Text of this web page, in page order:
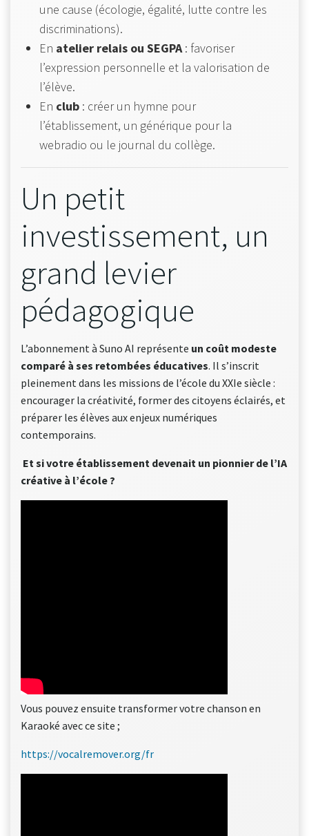
une cause (écologie, égalité, lutte contre les
discriminations).
En atelier relais ou SEGPA: favoriser
l’expression personnelle et la valorisation de
l’élève.
En club : créer un hymne pour
l’établissement, un générique pour la
webradio ou le journal du collège.
Un petit
investissement, un
grand levier
pédagogique
L’abonnement à Suno AI représente un coût modeste
comparé à ses retombées éducatives. Il s’inscrit
pleinement dans les missions de l’école du XXIe siècle :
encourager la créativité, former des citoyens éclairés, et
préparer les élèves aux enjeux numériques
contemporains.
Et si votre établissement devenait un pionnier de l’IA
créative à l’école ?
Vous pouvez ensuite transformer votre chanson en
Karaoké avec ce site ;
https://vocalremover.org/fr